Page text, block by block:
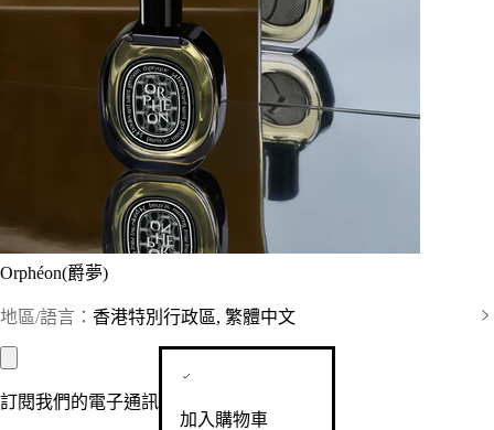
Orphéon(爵夢)
地區/語言： 香港特別行政區, 繁體中文
加入購物車
訂閱我們的電子通訊